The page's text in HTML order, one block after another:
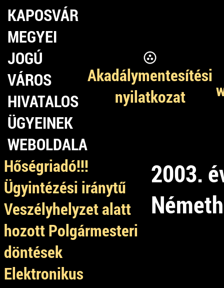
KAPOSVÁR
MEGYEI
JOGÚ
VÁROS
HIVATALOS
ÜGYEINEK
WEBOLDALA
Akadálymentesítési
nyilatkozat
Hőségriadó!!!
Ügyintézési iránytű
Veszélyhelyzet alatt
hozott Polgármesteri
döntések
Elektronikus
2003.